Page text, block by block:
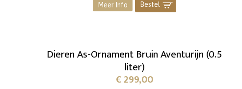
Meer Info Bestel ]
Dieren As-Ornament Bruin Aventurijn (0.5
liter)
€299,00